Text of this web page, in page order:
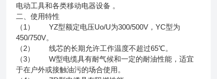
电动工具和各类移动电器设备 。
二、使用特性
（1） YZ型额定电压Uo/U为300/500V，YC型为
450/750V。
（2） 线芯的长期允许工作温度不超过65℃。
（3） W型电缆具有耐气候和一定的耐油性能，适宜
于在户外或接触油污的场合使用。